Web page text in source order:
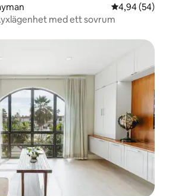
4,94 av 5 i
4,94 (54)
med ett sovrum